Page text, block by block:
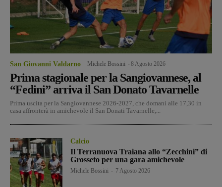
San Giovanni Valdarno Michele Bossini 8 Agosto 2026
Prima stagionale per la Sangiovannese, al
“Fedini” arriva il San Donato Tavarnelle
Prima uscita per la Sangiovannese 2026-2027, che domani alle 17,30 in
casa affronterà in amichevole il San Donati Tavarnelle,...
Calcio
Il Terranuova Traiana allo “Zecchini” di
Grosseto per una gara amichevole
Michele Bossini 7 Agosto 2026